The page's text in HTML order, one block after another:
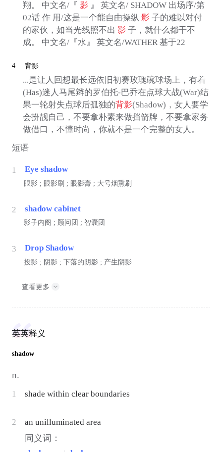
翔。 中文名/『 影 』 英文名/ SHADOW 出场序/第
02话 作 用/这是一个能自由操纵 影 子的难以对付
的家伙，如当光线照不出 影 子，就什么都干不
成。 中文名/『水』 英文名/WATHER 基于22
4 背影
...是让人回想最长远依旧初赛玫瑰碗球场上，有着
(Has)迷人马尾辫的罗伯托-巴乔在点球大战(War)结
果一轮射失点球后孤独的背影(Shadow)，女人要学
会扮靓自己，不要拿朴素来做挡箭牌，不要拿家务
做借口，不懂时尚，你就不是一个完整的女人。
短语
1 Eye shadow
眼影 ; 眼影刷 ; 眼影膏 ; 大号烟熏刷
2 shadow cabinet
影子内阁 ; 顾问团 ; 智囊团
3 Drop Shadow
投影 ; 阴影 ; 下落的阴影 ; 产生阴影
查看更多
英英释义
shadow
n.
1 shade within clear boundaries
2 an unilluminated area
同义词：